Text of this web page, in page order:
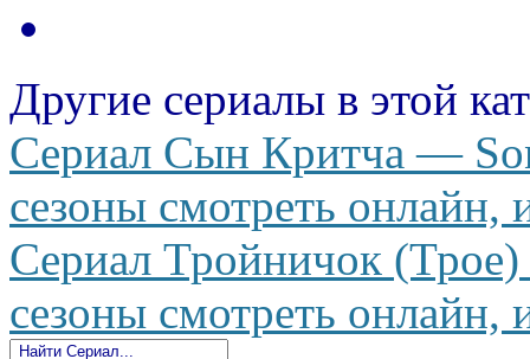
Другие сериалы в этой
Сериал Сын Критча —
сезоны смотреть онлайн,
Сериал Тройничок
сезоны смотреть онлайн,